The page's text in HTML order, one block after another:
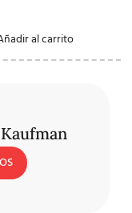
al carrito